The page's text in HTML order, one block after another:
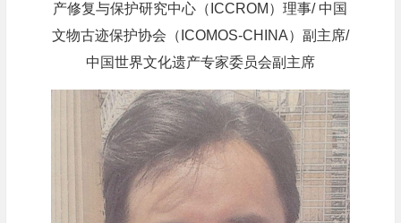
产修复与保护研究中心（ICCROM）理事/ 中国
文物古迹保护协会（ICOMOS-CHINA）副主席/
中国世界文化遗产专家委员会副主席